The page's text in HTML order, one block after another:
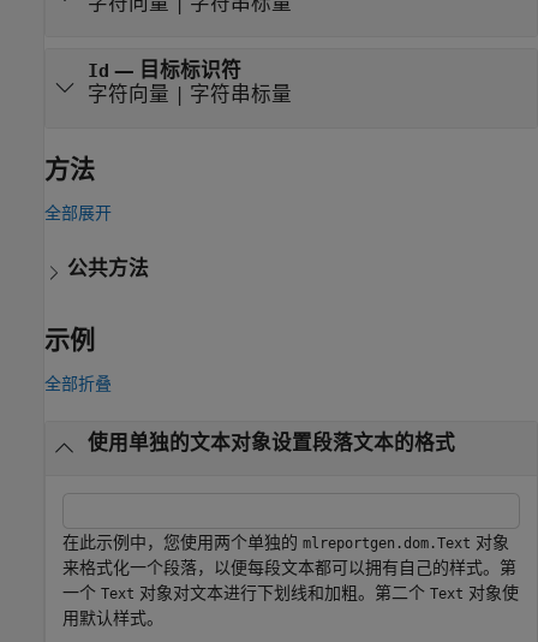
Id — 目标标识符
字符向量 | 字符串标量
方法
全部展开
公共方法
示例
全部折叠
使用单独的文本对象设置段落文本的格式
在此示例中，您使用两个单独的 mlreportgen.dom.Text 对象
来格式化一个段落，以便每段文本都可以拥有自己的样式。第
一个 Text 对象对文本进行下划线和加粗。第二个 Text 对象使
用默认样式。